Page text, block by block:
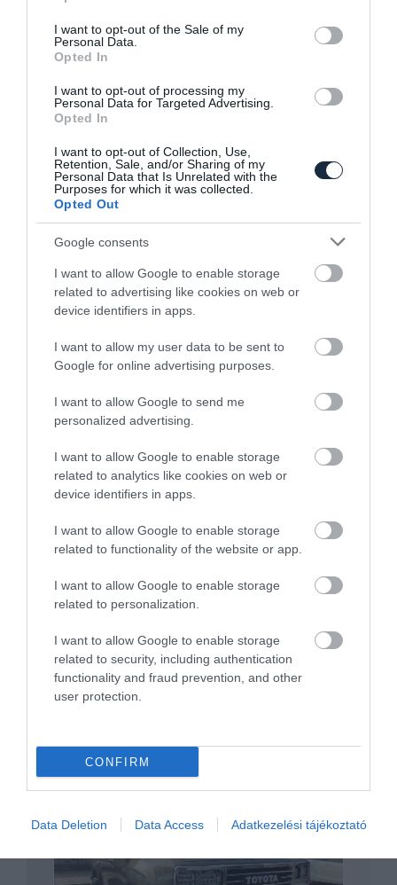
use your data for below specified purposes in below Google
consent section.
I want to opt-out of the Sale of my
Personal Data.
Opted In
I want to opt-out of processing my
Personal Data for Targeted Advertising.
Opted In
I want to opt-out of Collection, Use,
Retention, Sale, and/or Sharing of my
Personal Data that Is Unrelated with the
Purposes for which it was collected.
Opted Out
Google consents
I want to allow Google to enable storage
related to advertising like cookies on web or
device identifiers in apps.
I want to allow my user data to be sent to
Google for online advertising purposes.
I want to allow Google to send me
personalized advertising.
I want to allow Google to enable storage
related to analytics like cookies on web or
device identifiers in apps.
I want to allow Google to enable storage
related to functionality of the website or app.
I want to allow Google to enable storage
related to personalization.
I want to allow Google to enable storage
related to security, including authentication
functionality and fraud prevention, and other
user protection.
CONFIRM
Data Deletion Data Access Adatkezelési tájékoztató
Toyota Hilux még sosem nézett ki ilyen
durván.
szellem
Elektromos Hilux-koncepciót villantott a
Toyota
Erősebb dízellel támad a felfrissített
Háromhengeres motort kapott a Kia cee’d